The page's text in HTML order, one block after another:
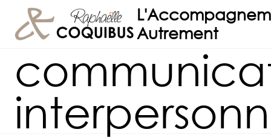
contenu
Autrement